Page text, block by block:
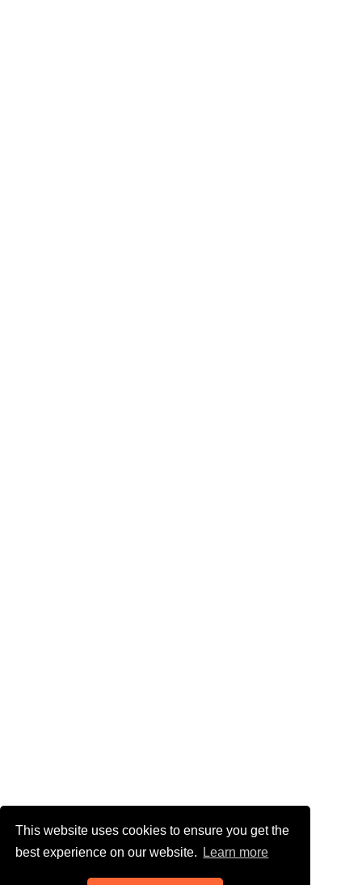
This website uses cookies to ensure you get the
best experience on our website.
Learn more